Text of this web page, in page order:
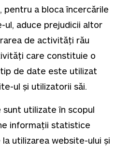
pentru a bloca încercările
ul, aduce prejudicii altor
de activități rău
care constituie o
de date este utilizat
ul și utilizatorii săi.
utilizate în scopul
informații statistice
utilizarea website-ului și